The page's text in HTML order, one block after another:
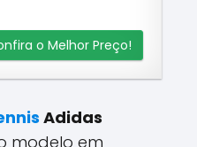
o Melhor Preço!
Adidas
modelo em